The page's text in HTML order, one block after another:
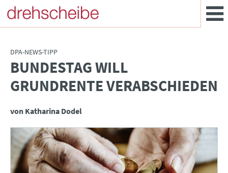
DPA-NEWS-TIPP
:BUNDESTAG WILL
GRUNDRENTE VERABSCHIEDEN
von Katharina Dodel